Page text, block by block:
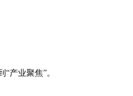
产业聚焦”。